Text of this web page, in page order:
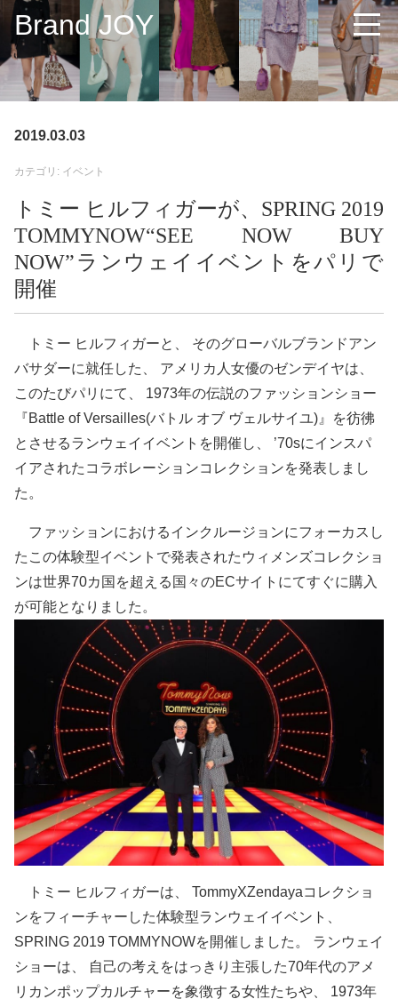
Brand JOY
2019.03.03
カテゴリ: イベント
トミー ヒルフィガーが、SPRING 2019
TOMMYNOW“SEE NOW BUY
NOW”ランウェイイベントをパリで
開催
トミー ヒルフィガーと、 そのグローバルブランドアン
バサダーに就任した、 アメリカ人女優のゼンデイヤは、
このたびパリにて、 1973年の伝説のファッションショー
『Battle of Versailles(バトル オブ ヴェルサイユ)』を彷彿
とさせるランウェイイベントを開催し、 ’70sにインスパ
イアされたコラボレーションコレクションを発表しまし
た。
ファッションにおけるインクルージョンにフォーカスし
たこの体験型イベントで発表されたウィメンズコレクショ
ンは世界70カ国を超える国々のECサイトにてすぐに購入
が可能となりました。
トミー ヒルフィガーは、 TommyXZendayaコレクショ
ンをフィーチャーした体験型ランウェイイベント、
SPRING 2019 TOMMYNOWを開催しました。 ランウェイ
ショーは、 自己の考えをはっきり主張した70年代のアメ
リカンポップカルチャーを象徴する女性たちや、 1973年